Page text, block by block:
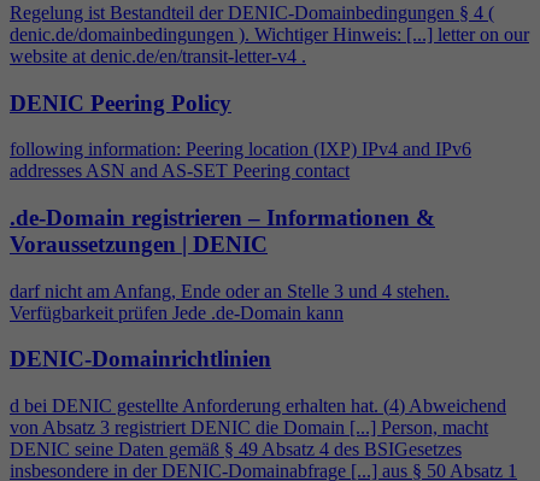
Regelung ist Bestandteil der DENIC-Domainbedingungen § 4 (
denic.de/domainbedingungen ). Wichtiger Hinweis: [...] letter on our
website at denic.de/en/transit-letter-v4 .
DENIC Peering Policy
following information: Peering location (IXP) IPv4 and IPv6
addresses ASN and AS-SET Peering contact
.de-Domain registrieren – Informationen &
Voraussetzungen | DENIC
darf nicht am Anfang, Ende oder an Stelle 3 und 4 stehen.
Verfügbarkeit prüfen Jede .de-Domain kann
DENIC-Domainrichtlinien
d bei DENIC gestellte Anforderung erhalten hat. (4) Abweichend
von Absatz 3 registriert DENIC die Domain [...] Person, macht
DENIC seine Daten gemäß § 49 Absatz 4 des BSIGesetzes
insbesondere in der DENIC-Domainabfrage [...] aus § 50 Absatz 1